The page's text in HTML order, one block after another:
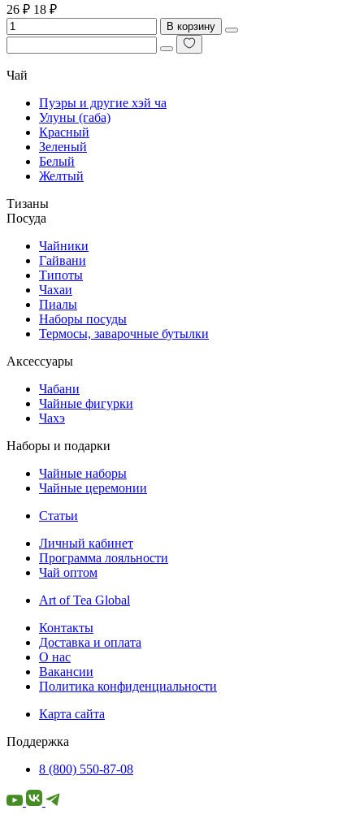
26 ₽ 18 ₽
В корзину
Чай
Пуэры и другие хэй ча
Улуны (габа)
Красный
Зеленый
Белый
Желтый
Тизаны
Посуда
Чайники
Гайвани
Типоты
Чахаи
Пиалы
Наборы посуды
Термосы, заварочные бутылки
Аксессуары
Чабани
Чайные фигурки
Чахэ
Наборы и подарки
Чайные наборы
Чайные церемонии
Статьи
Личный кабинет
Программа лояльности
Чай оптом
Art of Tea Global
Контакты
Доставка и оплата
О нас
Вакансии
Политика конфиденциальности
Карта сайта
Поддержка
8 (800) 550-87-08